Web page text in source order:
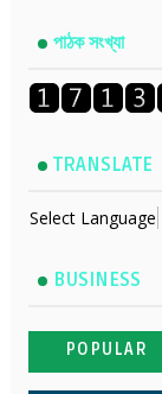
পাঠক সংখ্যা
TRANSLATE
Select Language
BUSINESS
POPULAR